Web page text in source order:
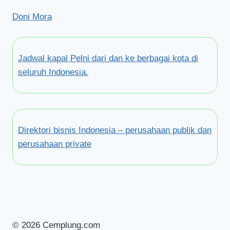
Doni Mora
Jadwal kapal Pelni dari dan ke berbagai kota di
seluruh Indonesia.
Direktori bisnis Indonesia – perusahaan publik dan
perusahaan private
© 2026 Cemplung.com